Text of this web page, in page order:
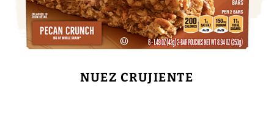
NUEZ CRUJIENTE